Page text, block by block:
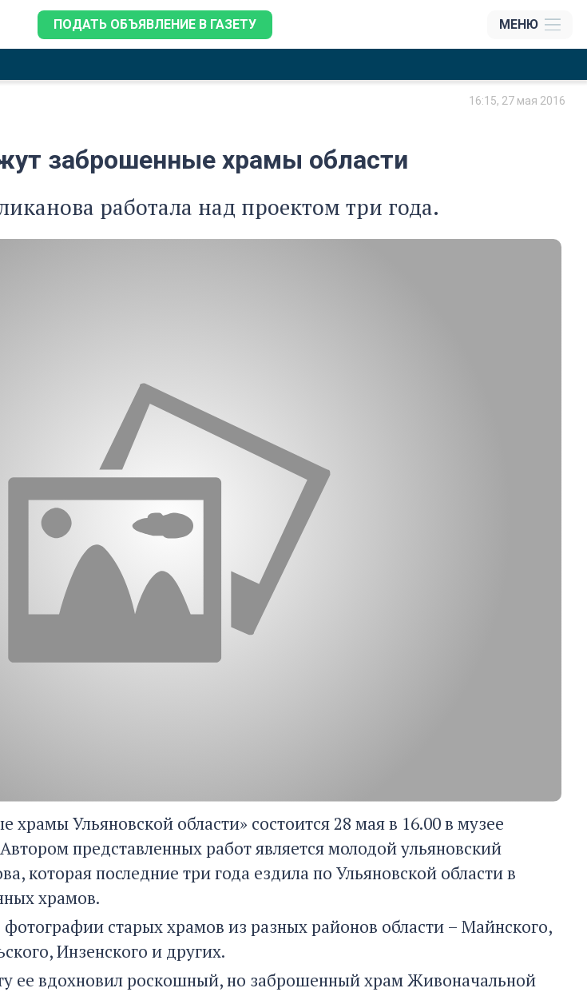
ПОДАТЬ ОБЪЯВЛЕНИЕ В ГАЗЕТУ МЕНЮ
16:15, 27 мая 2016
заброшенные храмы области
работала над проектом три года.
храмы Ульяновской области» состоится 28 мая в 16.00 в музее
представленных работ является молодой ульяновский
которая последние три года ездила по Ульяновской области в
храмов.
старых храмов из разных районов области – Майнского,
Инзенского и других.
ее вдохновил роскошный, но заброшенный храм Живоначальной